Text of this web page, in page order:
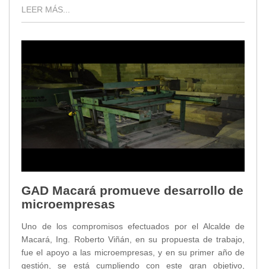
LEER MÁS...
GAD Macará promueve desarrollo de
microempresas
Uno de los compromisos efectuados por el Alcalde de
Macará, Ing. Roberto Viñán, en su propuesta de trabajo,
fue el apoyo a las microempresas, y en su primer año de
gestión, se está cumpliendo con este gran objetivo,